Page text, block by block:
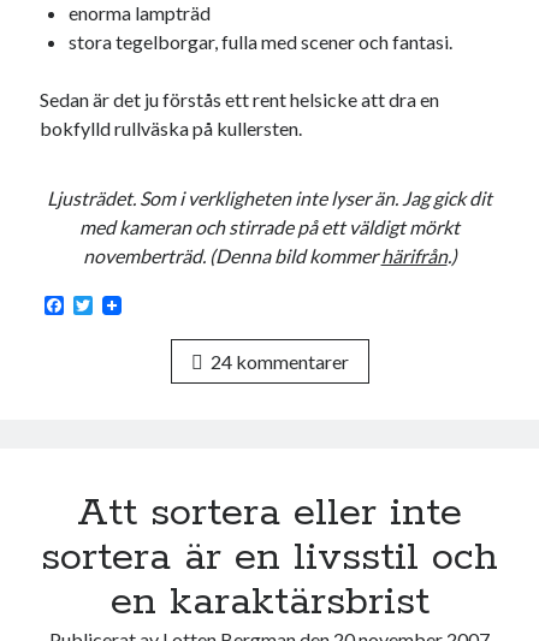
enorma lampträd
stora tegelborgar, fulla med scener och fantasi.
Sedan är det ju förstås ett rent helsicke att dra en
bokfylld rullväska på kullersten.
Ljusträdet. Som i verkligheten inte lyser än. Jag gick dit
med kameran och stirrade på ett väldigt mörkt
novemberträd. (Denna bild kommerhärifrån.)
F
T
24 kommentarer
Att sortera eller inte
sortera är en livsstil och
en karaktärsbrist